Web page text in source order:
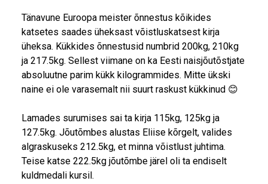
Tänavune Euroopa meister õnnestus kõikides
katsetes saades üheksast võistluskatsest kirja
üheksa. Kükkides õnnestusid numbrid 200kg, 210kg
ja 217.5kg. Sellest viimane on ka Eesti naisjõutõstjate
absoluutne parim kükk kilogrammides. Mitte ükski
naine ei ole varasemalt nii suurt raskust kükkinud 😊
Lamades surumises sai ta kirja 115kg, 125kg ja
127.5kg. Jõutõmbes alustas Eliise kõrgelt, valides
algraskuseks 212.5kg, et minna võistlust juhtima.
Teise katse 222.5kg jõutõmbe järel oli ta endiselt
kuldmedali kursil.